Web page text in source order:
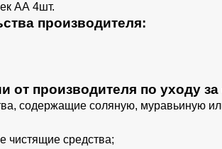
АА 4шт.
производителя:
от производителя по уходу
содержащие соляную, муравьиную
чистящие средства;